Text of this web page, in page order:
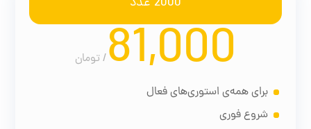
81,000
/ تومان
برای همه‌ی استوری‌های فعال
شروع فوری